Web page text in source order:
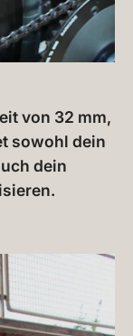
von 32 mm,
sowohl dein
dein